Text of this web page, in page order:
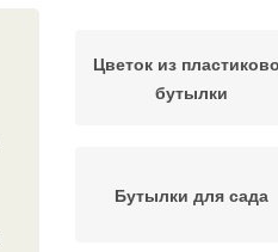
Цветок из
бутылки
Бутылки для сада